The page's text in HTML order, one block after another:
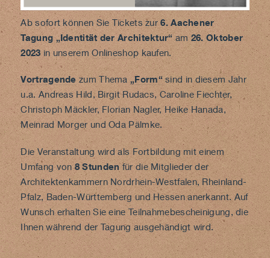
Ab sofort können Sie Tickets zur6. Aachener
Tagung „Identität der Architektur“am26. Oktober
2023 in unseremOnlineshop kaufen.
Vortragende zum Thema„Form“sind in diesem Jahr
u.a. Andreas Hild, Birgit Rudacs, Caroline Fiechter,
Christoph Mäckler, Florian Nagler, Heike Hanada,
Meinrad Morger und Oda Pälmke.
Die Veranstaltung wird als Fortbildung mit einem
Umfang von8 Stundenfür die Mitglieder der
Architektenkammern Nordrhein-Westfalen, Rheinland-
Pfalz, Baden-Württemberg und Hessen anerkannt. Auf
Wunsch erhalten Sie eine Teilnahmebescheinigung, die
Ihnen während der Tagung ausgehändigt wird.